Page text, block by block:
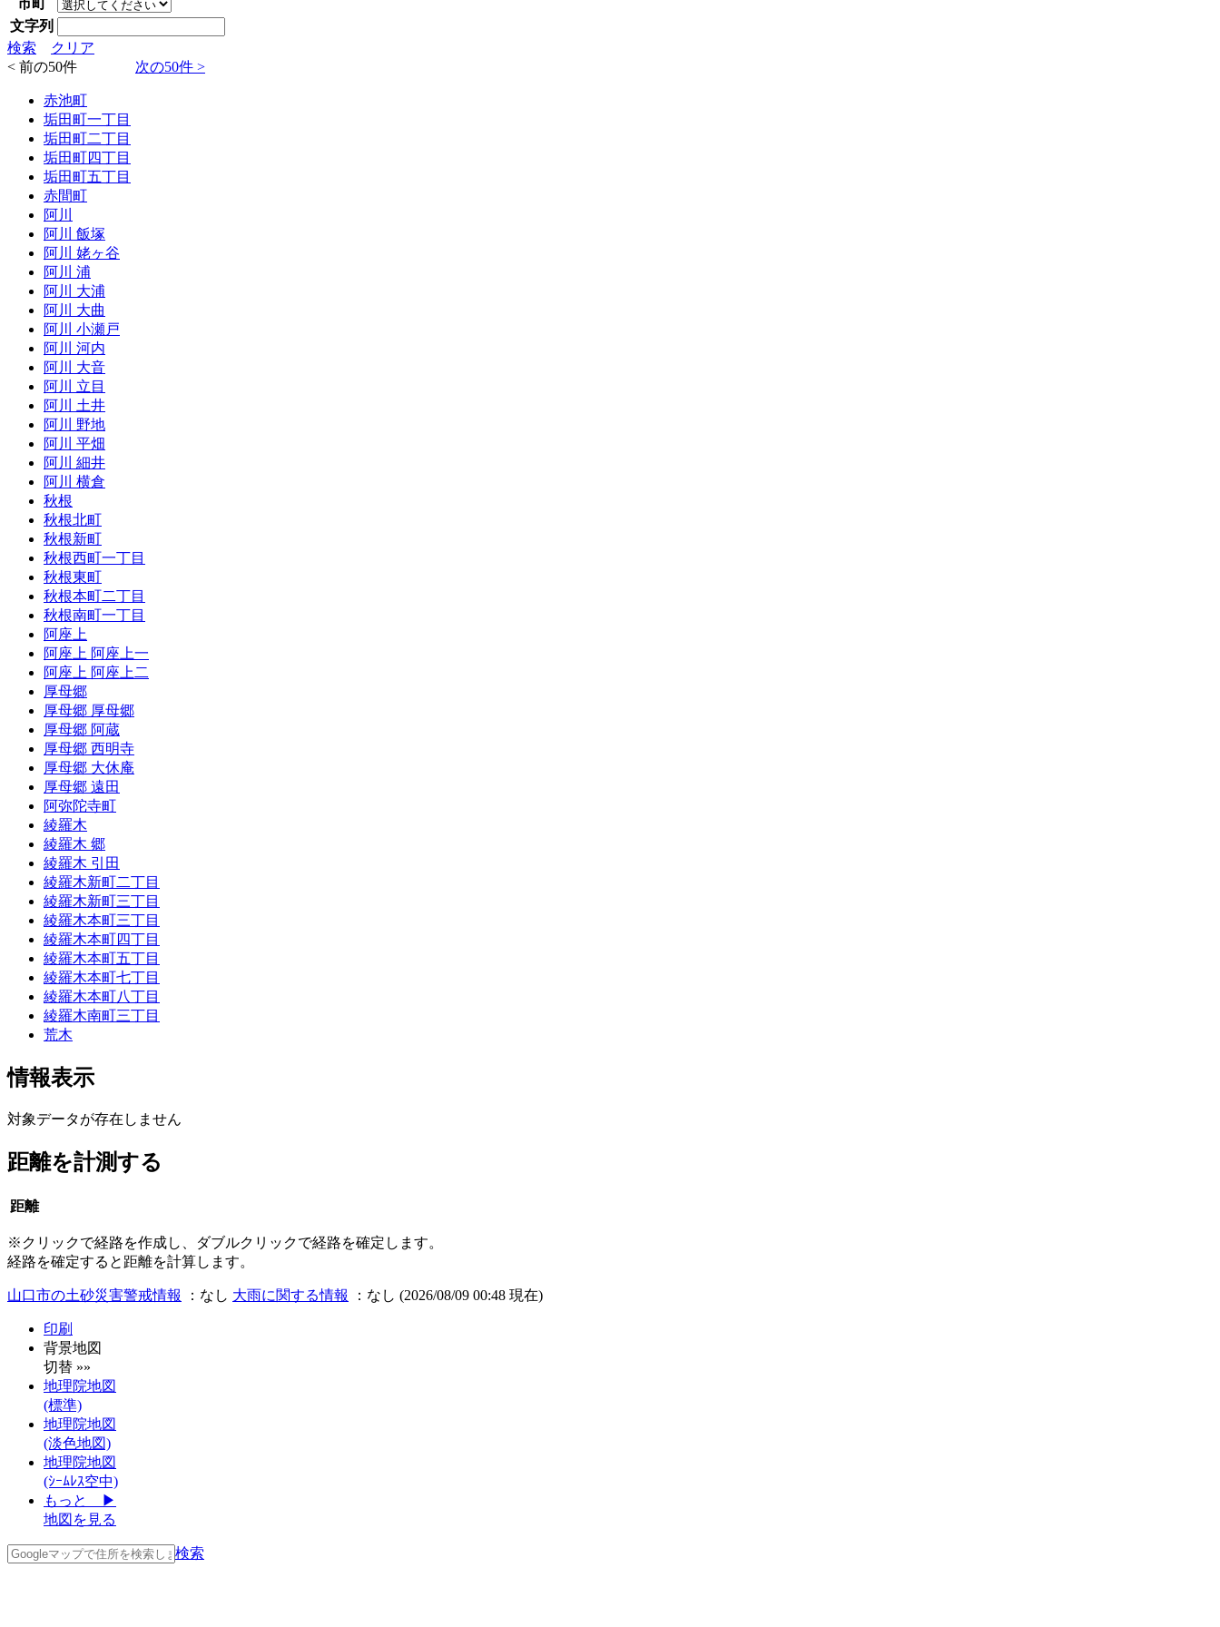
市町
文字列
検索
クリア
< 前の50件
次の50件 >
赤池町
垢田町一丁目
垢田町二丁目
垢田町四丁目
垢田町五丁目
赤間町
阿川
阿川 飯塚
阿川 姥ヶ谷
阿川 浦
阿川 大浦
阿川 大曲
阿川 小瀬戸
阿川 河内
阿川 大音
阿川 立目
阿川 土井
阿川 野地
阿川 平畑
阿川 細井
阿川 横倉
秋根
秋根北町
秋根新町
秋根西町一丁目
秋根東町
秋根本町二丁目
秋根南町一丁目
阿座上
阿座上 阿座上一
阿座上 阿座上二
厚母郷
厚母郷 厚母郷
厚母郷 阿蔵
厚母郷 西明寺
厚母郷 大休庵
厚母郷 遠田
阿弥陀寺町
綾羅木
綾羅木 郷
綾羅木 引田
綾羅木新町二丁目
綾羅木新町三丁目
綾羅木本町三丁目
綾羅木本町四丁目
綾羅木本町五丁目
綾羅木本町七丁目
綾羅木本町八丁目
綾羅木南町三丁目
荒木
情報表示
対象データが存在しません
距離を計測する
距離
※クリックで経路を作成し、ダブルクリックで経路を確定します。
経路を確定すると距離を計算します。
山口市の土砂災害警戒情報 ： なし 大雨に関する情報 ： なし (2026/08/09 00:48 現在)
印刷
背景地図
切替 »»
地理院地図
(標準)
地理院地図
(淡色地図)
地理院地図
(ｼｰﾑﾚｽ空中)
もっと ▶
地図を見る
検索